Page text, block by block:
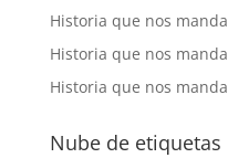
Historia que nos
Historia que nos
Historia que nos
Nube de etiquetas